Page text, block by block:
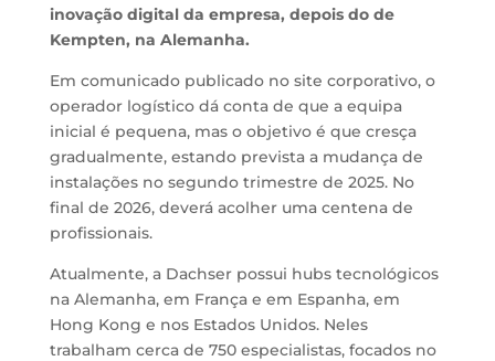
inovação digital da empresa, depois do de
Kempten, na Alemanha.
Em comunicado publicado no site corporativo, o
operador logístico dá conta de que a equipa
inicial é pequena, mas o objetivo é que cresça
gradualmente, estando prevista a mudança de
instalações no segundo trimestre de 2025. No
final de 2026, deverá acolher uma centena de
profissionais.
Atualmente, a Dachser possui hubs tecnológicos
na Alemanha, em França e em Espanha, em
Hong Kong e nos Estados Unidos. Neles
trabalham cerca de 750 especialistas, focados no